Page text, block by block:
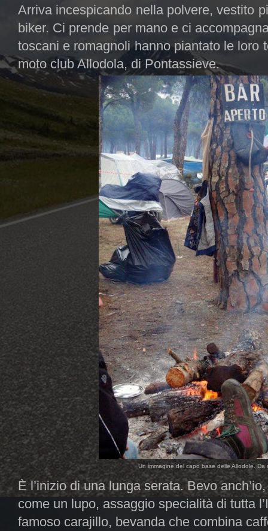
Arriva incespicando nella polvere, vestito
biker. Ci prende per mano e ci
toscani e romagnoli hanno piantato le loro
moto club Allodola, di Pontassieve.
Un immagine del capo base delle Allodole.
È l’inizio di una lunga serata. Bevo
come un lupo, assaggio specialità di tutta
famoso carajillo, bevanda che combina